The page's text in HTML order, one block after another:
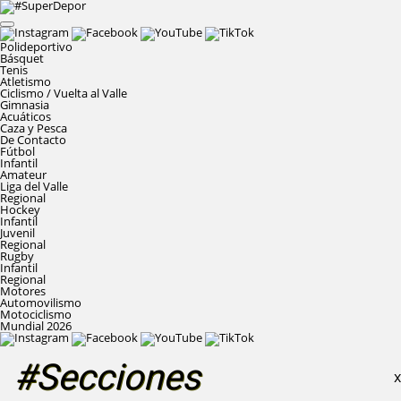
Polideportivo
Básquet
Tenis
Atletismo
Ciclismo / Vuelta al Valle
Gimnasia
Acuáticos
Caza y Pesca
De Contacto
Fútbol
Infantil
Amateur
Liga del Valle
Regional
Hockey
Infantil
Juvenil
Regional
Rugby
Infantil
Regional
Motores
Automovilismo
Motociclismo
Mundial 2026
#Secciones X